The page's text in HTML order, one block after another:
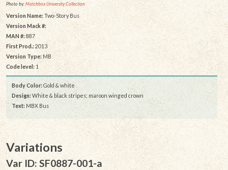
Photo by:Matchbox University Collection
Version Name: Two-Story Bus
Version Mack #:
MAN #: 887
First Prod.: 2013
Version Type:MB
Code level:1
Body Color: Gold & white
Design: White & black stripes; maroon winged crown
Text: MBX Bus
Variations
Var ID: SF0887-001-a